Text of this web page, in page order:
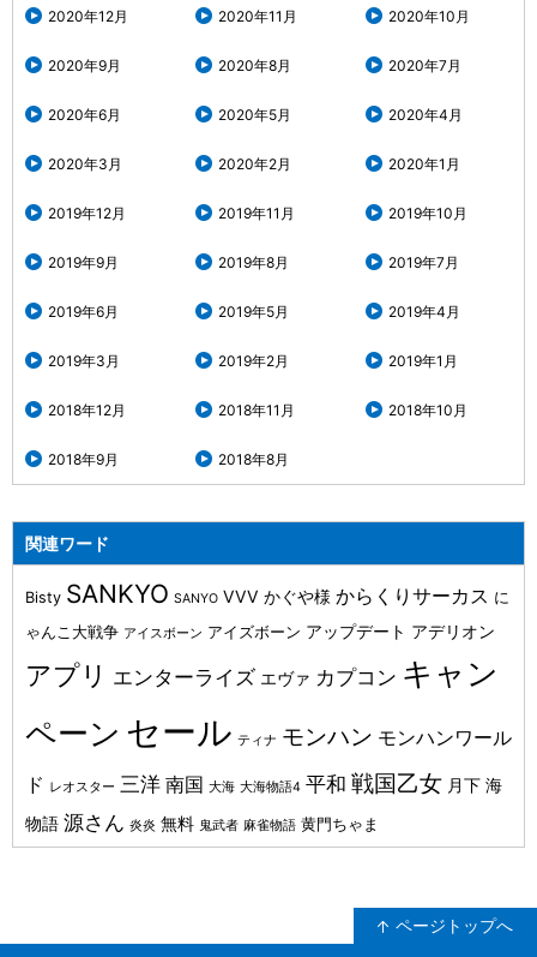
2020年12月 2020年11月 2020年10月
2020年9月 2020年8月 2020年7月
2020年6月 2020年5月 2020年4月
2020年3月 2020年2月 2020年1月
2019年12月 2019年11月 2019年10月
2019年9月 2019年8月 2019年7月
2019年6月 2019年5月 2019年4月
2019年3月 2019年2月 2019年1月
2018年12月 2018年11月 2018年10月
2018年9月 2018年8月
関連ワード
Bisty SANKYO SANYO VVV かぐや様 からくりサーカス に
ゃんこ大戦争 アイスボーン アイズボーン アップデート アデリオン
アプリ エンターライズ エヴァ カプコン キャン
ペーン セール ティナ モンハン モンハンワール
ド レオスター 三洋 南国 大海 大海物語4 平和 戦国乙女 月下 海
物語 源さん 炎炎 無料 鬼武者 麻雀物語 黄門ちゃま
ページトップへ